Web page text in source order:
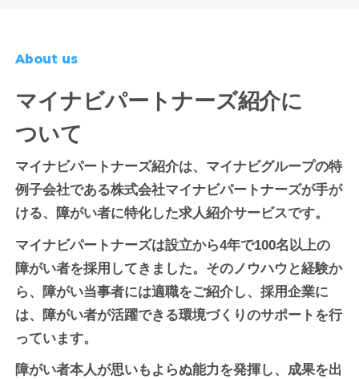
About us
マイナビパートナーズ紹介に
ついて
マイナビパートナーズ紹介は、マイナビグループの特
例子会社である株式会社マイナビパートナーズが手が
ける、障がい者に特化した求人紹介サービスです。
マイナビパートナーズは設立から4年で100名以上の
障がい者を採用してきました。そのノウハウと経験か
ら、障がい当事者には適職をご紹介し、採用企業に
は、障がい者が活躍できる環境づくりのサポートを行
っています。
障がい者本人が思いもよらぬ能力を発揮し、成果を出